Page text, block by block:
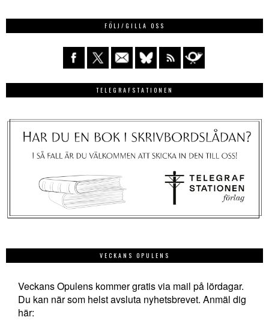
FÖLJ/GILLA OSS
TELEGRAFSTATIONEN
VECKANS OPULENS
Veckans Opulens kommer gratis via mail på lördagar.
Du kan när som helst avsluta nyhetsbrevet. Anmäl dig
här: